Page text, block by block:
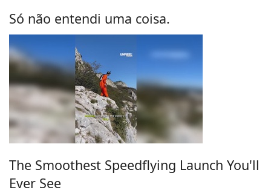
Só não entendi uma coisa.
The Smoothest Speedflying Launch You'll
Ever See